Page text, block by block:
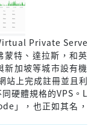
Private Serve
特、達拉斯，和英
新加坡等城市設有機
站上完成註冊並且利
硬體規格的VPS。L
」，也正如其名，